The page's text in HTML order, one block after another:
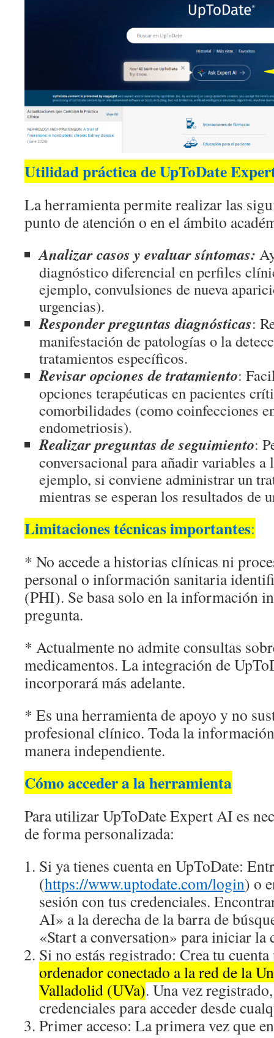
Utilidad práctica de UpToDate
La herramienta permite realizar las
punto de atención o en el ámbito
Analizar casos y evaluar síntomas:
diagnóstico diferencial en perfiles
ejemplo, convulsiones de nueva
urgencias).
Responder preguntas diagnósticas:
manifestación de patologías o la
tratamientos específicos.
Revisar opciones de tratamiento:
opciones terapéuticas en pacientes
comorbilidades (como coinfecciones
endometriosis).
Realizar preguntas de seguimiento:
conversacional para añadir variables
ejemplo, si conviene administrar un
mientras se esperan los resultados de
Limitaciones técnicas importantes:
* No accede a historias clínicas ni
personal o información sanitaria
(PHI). Se basa solo en la información
pregunta.
* Actualmente no admite consultas
medicamentos. La integración de
incorporará más adelante.
* Es una herramienta de apoyo y no
profesional clínico. Toda la
manera independiente.
Cómo acceder a la herramienta
Para utilizar UpToDate Expert AI es
de forma personalizada:
Si ya tienes cuenta en UpToDate:
(https://www.uptodate.com/login) o
sesión con tus credenciales.
AI» a la derecha de la barra de
«Start a conversation» para iniciar la
Si no estás registrado: Crea tu
ordenador conectado a la red de la
Valladolid (UVa). Una vez
credenciales para acceder desde
Primer acceso: La primera vez que